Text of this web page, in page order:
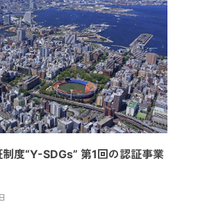
度“Y-SDGs” 第1回の認証事業